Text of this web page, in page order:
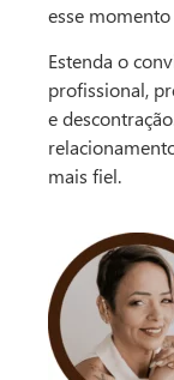
esse
Estenda o
profissional,
e
mais fiel.